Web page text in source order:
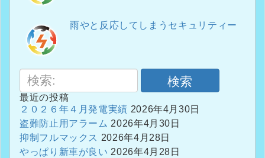
雨やと反応してしまうセキュリティー
検索
最近の投稿
２０２６年４月発電実績 2026年4月30日
盗難防止用アラーム 2026年4月30日
抑制フルマックス 2026年4月28日
やっぱり新車が良い 2026年4月28日